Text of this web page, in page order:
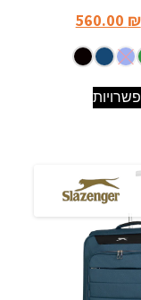
560.00 ₪